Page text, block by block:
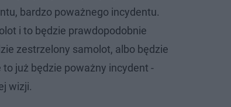
bardzo poważnego incydentu.
i to będzie prawdopodobnie
zestrzelony samolot, albo będzie
już będzie poważny incydent -
wizji.